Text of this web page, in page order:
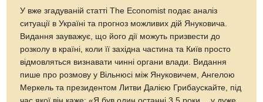
У вже згадуваній статті The Economist подає аналіз
ситуації в Україні та прогноз можливих дій Януковича.
Видання зауважує, що його дії можуть призвести до
розколу в країні, коли її західна частина та Київ просто
відмовляться визнавати чинні органи влади. Видання
пише про розмову у Вільнюсі між Януковичем, Ангелою
Меркель та президентом Литви Далією Грибаускайте, під